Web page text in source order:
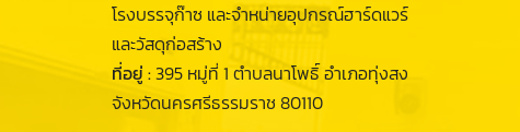
โรงบรรจุก๊าซ และจำหน่ายอุปกรณ์ฮาร์ดแวร์
และวัสดุก่อสร้าง
ที่อยู่ :395 หมู่ที่ 1 ตำบลนาโพธิ์ อำเภอทุ่งสง
จังหวัดนครศรีธรรมราช 80110